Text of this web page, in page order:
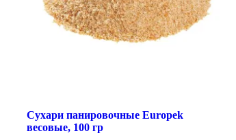
Сухари панировочные Europek
весовые, 100 гр